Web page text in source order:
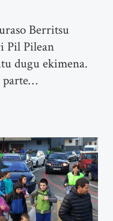
Berritsu
Pil Pilean
dugu ekimena.
parte…